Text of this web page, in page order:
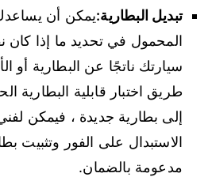
تبديل البطارية:يمكن أن
المحمول في تحديد ما إذا
سيارتك ناتجًا عن البطارية أو
طريق اختبار قابلية البطارية
إلى بطارية جديدة ، فيمكن
الاستبدال على الفور وتثبيت
مدعومة بالضمان.